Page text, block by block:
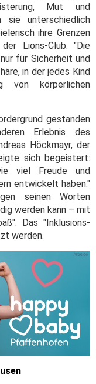
Mut und
sie unterschiedlich
ihre Grenzen
Lions-Club. "Die
für Sicherheit und
in der jedes Kind
von körperlichen
gestanden
Erlebnis des
Höckmayr, der
sich begeistert:
viel Freude und
entwickelt haben."
seinen Worten
werden kann – mit
Das "Inklusions-
werden.